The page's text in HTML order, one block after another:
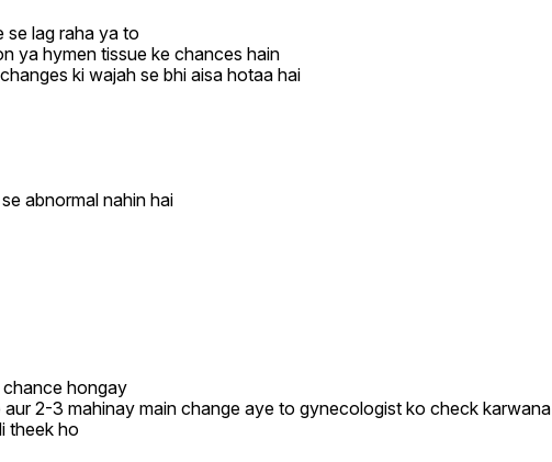
se lag raha ya to
ya hymen tissue ke chances hain
ki wajah se bhi aisa hotaa hai
abnormal nahin hai
chance hongay
aur 2-3 mahinay main change aye to gynecologist ko check karwana
theek ho